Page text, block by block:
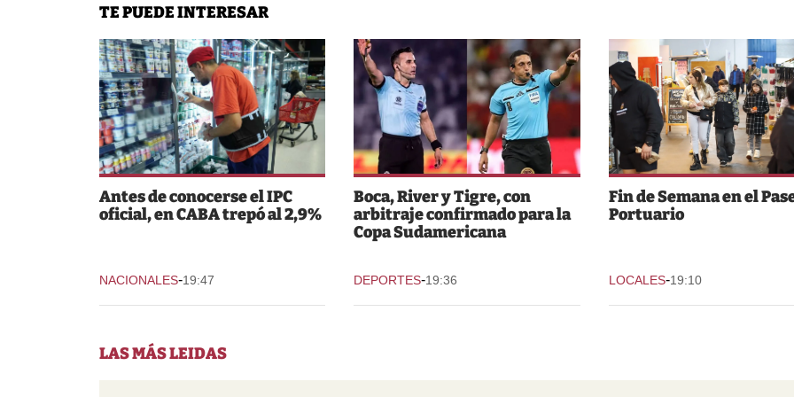
TE PUEDE INTERESAR
Antes de conocerse el IPC
oficial, en CABA trepó al 2,9%
NACIONALES-19:47
Boca, River y Tigre, con
arbitraje confirmado para la
Copa Sudamericana
DEPORTES-19:36
Fin de Semana en el
Portuario
LOCALES-19:10
LAS MÁS LEIDAS